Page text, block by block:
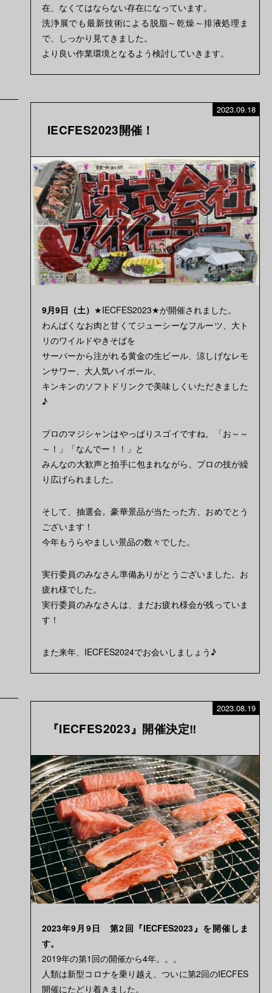
在、なくてはならない存在になっています。
洗浄展でも最新技術による脱脂～乾燥～排液処理ま
で、しっかり見てきました。
より良い作業環境となるよう検討していきます。
2023.09.18
IECFES2023開催！
9月9日（土） ★IECFES2023★が開催されました。
わんぱくなお肉と甘くてジューシーなフルーツ、大ト
リのワイルドやきそばを
サーバーから注がれる黄金の生ビール、涼しげなレモ
ンサワー、大人気ハイボール、
キンキンのソフトドリンクで美味しくいただきました
♪
プロのマジシャンはやっぱりスゴイですね。「お～～
～！」「なんでー！！」と
みんなの大歓声と拍手に包まれながら、プロの技が繰
り広げられました。
そして、抽選会。豪華景品が当たった方、おめでとう
ございます！
今年もうらやましい景品の数々でした。
実行委員のみなさん準備ありがとうございました。お
疲れ様でした。
実行委員のみなさんは、まだお疲れ様会が残っていま
す！
また来年、IECFES2024でお会いしましょう♪
2023.08.19
『IECFES2023』開催決定‼
2023年9月9日 第2回『IECFES2023』を開催しま
す。
2019年の第1回の開催から4年。。。
人類は新型コロナを乗り越え、ついに第2回のIECFES
開催にたどり着きました。